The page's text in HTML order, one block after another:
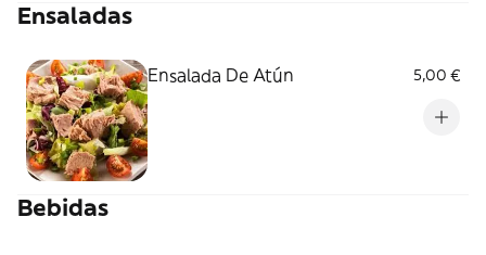
Ensaladas
Ensalada De Atún 5,00 €
Bebidas